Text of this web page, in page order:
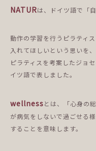
NATURは、ドイツ語で「自
動作の学習を行うピラティ
入れてほしいという思いを、
ピラティスを考案したジョ
イツ語で表しました。
wellnessとは、「心身の
が病気をしないで過ごせる
することを意味します。